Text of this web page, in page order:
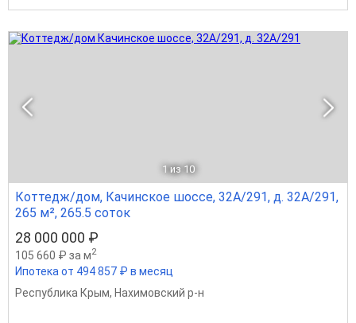
1 из 10
Коттедж/дом, Качинское шоссе, 32А/291, д. 32А/291,
265 м², 265.5 соток
28 000 000 ₽
105 660 ₽ за м2
Ипотека от 494 857 ₽ в месяц
Республика Крым, Нахимовский р-н